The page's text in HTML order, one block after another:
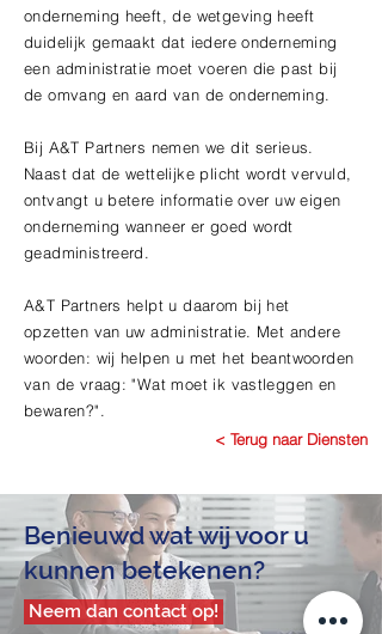
onderneming heeft, de wetgeving heeft
duidelijk gemaakt dat iedere onderneming
een administratie moet voeren die past bij
de omvang en aard van de onderneming.
Bij A&T Partners nemen we dit serieus.
Naast dat de wettelijke plicht wordt vervuld,
ontvangt u betere informatie over uw eigen
onderneming wanneer er goed wordt
geadministreerd.
A&T Partners helpt u daarom bij het
opzetten van uw administratie. Met andere
woorden: wij helpen u met het beantwoorden
van de vraag: "Wat moet ik vastleggen en
bewaren?".
< Terug naar Diensten
Benieuwd wat wij voor u
kunnen betekenen?
Neem dan contact op!